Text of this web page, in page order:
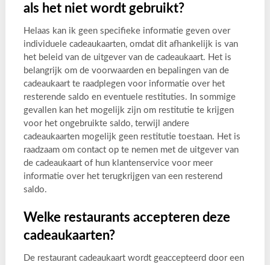
als het niet wordt gebruikt?
Helaas kan ik geen specifieke informatie geven over
individuele cadeaukaarten, omdat dit afhankelijk is van
het beleid van de uitgever van de cadeaukaart. Het is
belangrijk om de voorwaarden en bepalingen van de
cadeaukaart te raadplegen voor informatie over het
resterende saldo en eventuele restituties. In sommige
gevallen kan het mogelijk zijn om restitutie te krijgen
voor het ongebruikte saldo, terwijl andere
cadeaukaarten mogelijk geen restitutie toestaan. Het is
raadzaam om contact op te nemen met de uitgever van
de cadeaukaart of hun klantenservice voor meer
informatie over het terugkrijgen van een resterend
saldo.
Welke restaurants accepteren deze
cadeaukaarten?
De restaurant cadeaukaart wordt geaccepteerd door een